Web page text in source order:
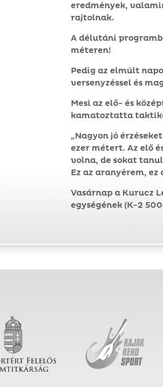
eredmények,
rajtolnak.
A délutáni
méteren!
Pedig az elmúlt
versenyzéssel és
Mesi az elő- és
kamatoztatta
„Nagyon jó
ezer métert. Az elő
volna, de sokat
Ez az aranyérem,
Vasárnap a Kurucz
egységének (K-2